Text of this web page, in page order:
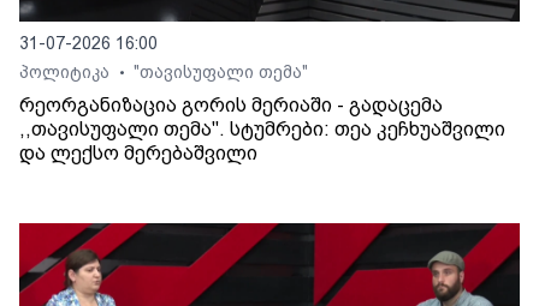
31-07-2026 16:00
პოლიტიკა
• "თავისუფალი თემა"
რეორგანიზაცია გორის მერიაში - გადაცემა
,,თავისუფალი თემა". სტუმრები: თეა კეჩხუაშვილი
და ლექსო მერებაშვილი